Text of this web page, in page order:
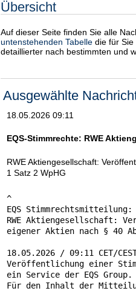
Übersicht
Auf dieser Seite finden Sie alle
untenstehenden Tabelle die für
detaillierter nach bestimmten und
Ausgewählte
18.05.2026 09:11
EQS-Stimmrechte: RWE
RWE Aktiengesellschaft:
1 Satz 2 WpHG
^
EQS
RWE Aktiengesellschaft:
eigener Aktien nach § 40
18.05.2026 / 09:11 CET/
Veröffentlichung einer
ein Service der EQS Group.
Für den Inhalt der